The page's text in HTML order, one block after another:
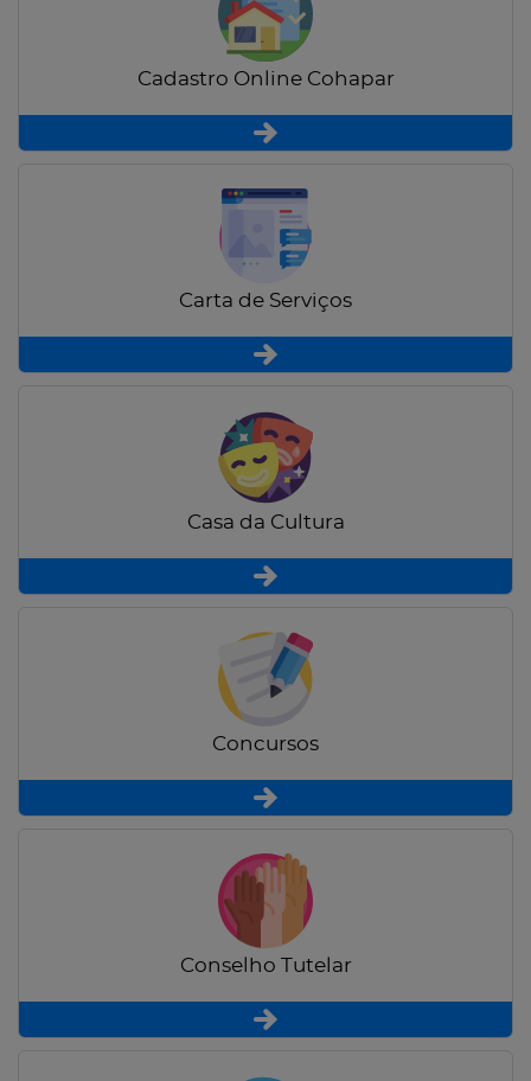
Cadastro Online Cohapar
Carta de Serviços
Casa da Cultura
Concursos
Conselho Tutelar